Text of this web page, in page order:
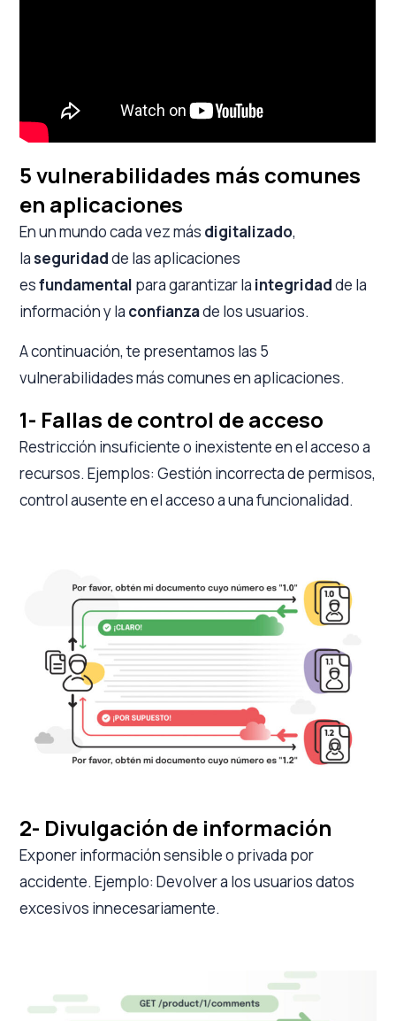
5 vulnerabilidades más comunes
en aplicaciones
En un mundo cada vez más digitalizado,
laseguridadde las aplicaciones
esfundamental para garantizar la integridadde la
información y la confianzade los usuarios.
A continuación, te presentamos las 5
vulnerabilidades más comunes en aplicaciones.
1- Fallas de control de acceso
Restricción insuficiente o inexistente en el acceso a
recursos. Ejemplos: Gestión incorrecta de permisos,
control ausente en el acceso a una funcionalidad.
2- Divulgación de información
Exponer información sensible o privada por
accidente. Ejemplo: Devolver a los usuarios datos
excesivos innecesariamente.